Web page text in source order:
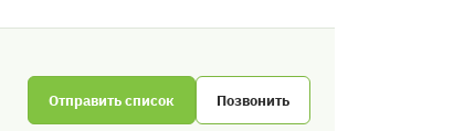
Отправить список Позвонить